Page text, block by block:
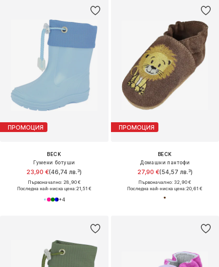
ПРОМОЦИЯ
BECK
Гумени ботуши
23,90 €(46,74 лв.³)
Първоначално: 28,90 €
Последна най-ниска цена:21,51 €
+4
ПРОМОЦИЯ
BECK
Домашни пантофи
27,90 €(54,57 лв.³)
Първоначално: 32,90 €
Последна най-ниска цена:20,61 €